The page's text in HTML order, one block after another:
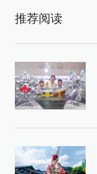
推荐阅读